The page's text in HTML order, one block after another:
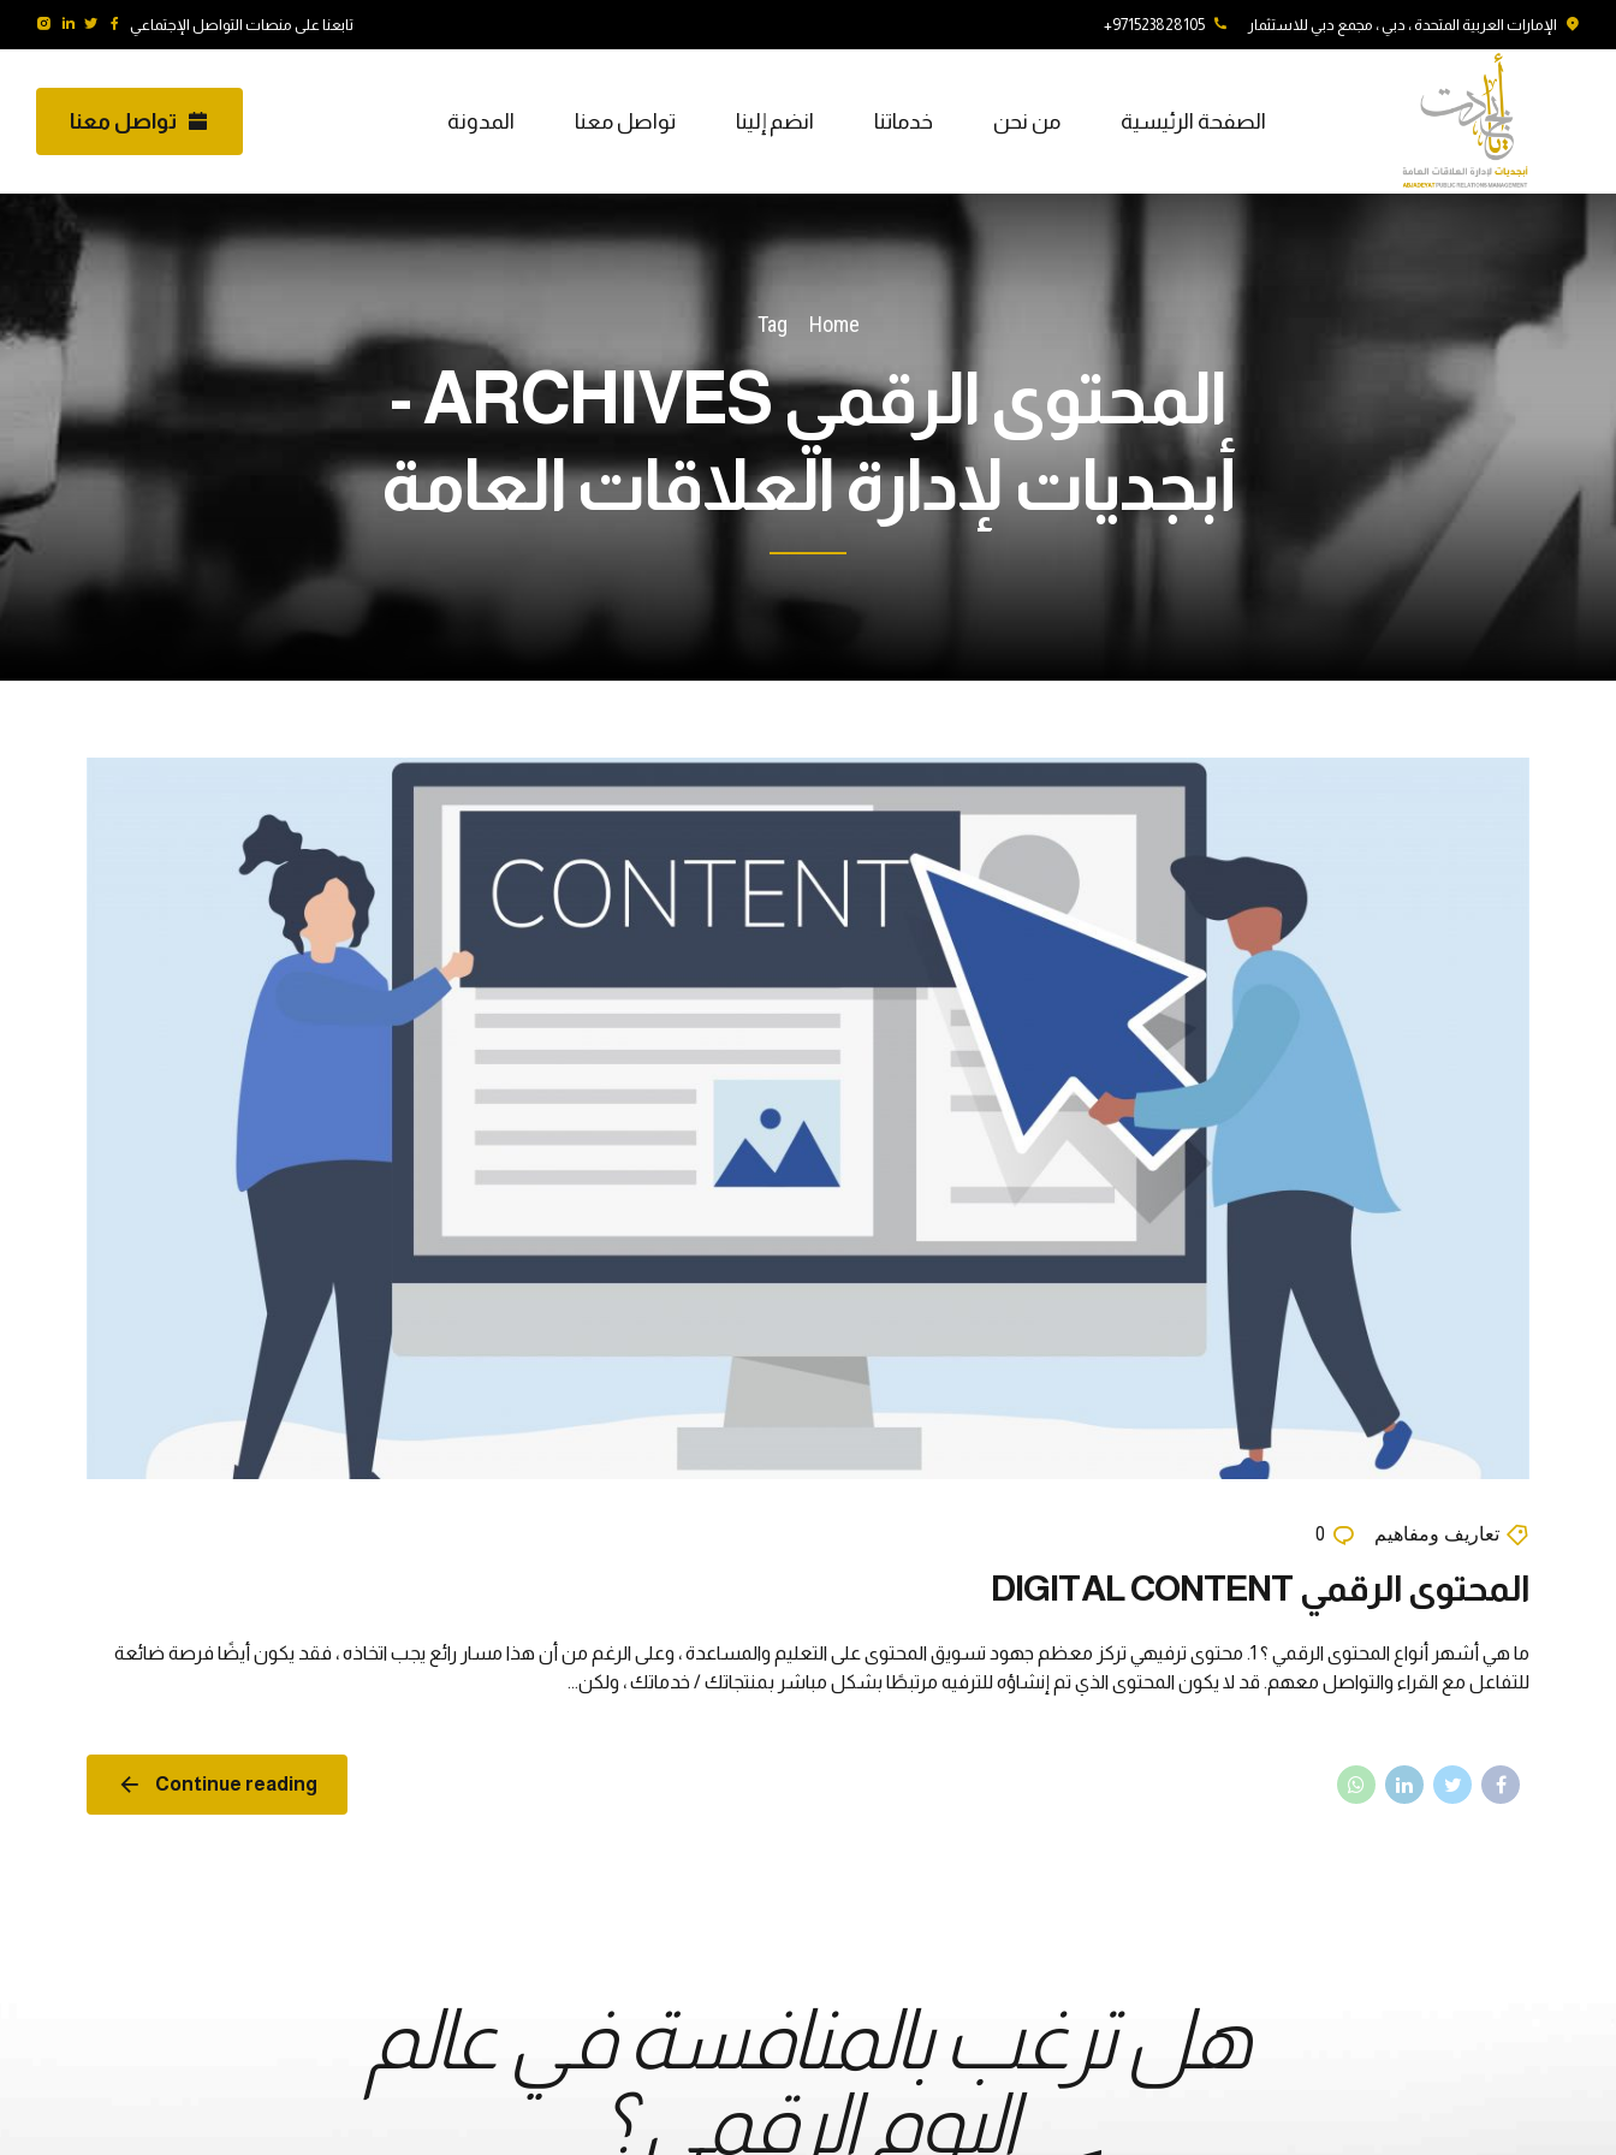
الإمارات العربية المتحدة ، دبي ، مجمع دبي للاستثمار 971523828105+ تابعنا على منصات التواصل الإجتماعي
تواصل معنا الصفحة الرئيسية من نحن خدماتنا انضم إلينا تواصل معنا المدونة
Home
Tag
المحتوى الرقمي ARCHIVES -
أبجديات لإدارة العلاقات العامة
تعاريف ومفاهيم 0
المحتوى الرقمي DIGITAL CONTENT
ما هي أشهر أنواع المحتوى الرقمي ؟ 1. محتوى ترفيهي تركز معظم جهود تسويق المحتوى على التعليم والمساعدة ، وعلى الرغم من أن هذا مسار رائع يجب اتخاذه ، فقد يكون أيضًا فرصة ضائعة
للتفاعل مع القراء والتواصل معهم. قد لا يكون المحتوى الذي تم إنشاؤه للترفيه مرتبطًا بشكل مباشر بمنتجاتك / خدماتك ، ولكن...
Continue reading
هل ترغب بالمنافسة في عالم
اليوم الرقمي ؟